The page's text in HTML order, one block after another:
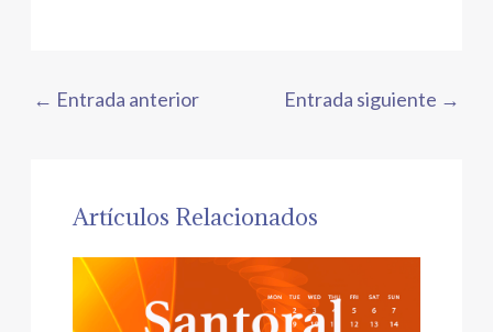
← Entrada anterior Entrada siguiente →
Artículos Relacionados